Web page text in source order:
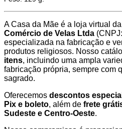
A Casa da Mãe é a loja virtual da
Comércio de Velas Ltda
especializada na fabricação e
produtos religiosos. Nosso
itens, incluindo uma ampla
fabricação própria, sempre com
sagrado.
Oferecemos descontos
Pix e boleto, além de frete
Sudeste e Centro-Oeste.